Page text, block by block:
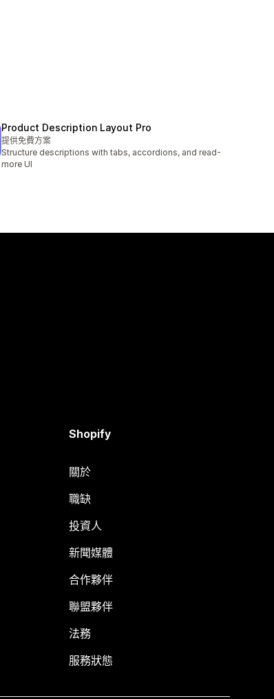
Product Description Layout Pro
提供免費方案
Structure descriptions with tabs, accordions, and read-
more UI
Shopify
關於
職缺
投資人
新聞媒體
合作夥伴
聯盟夥伴
法務
服務狀態